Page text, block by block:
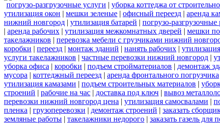
погрузо-разгрузочные услуги | уборка коттеджа от
утилизация окон | мешки зеленые | офисный переезд | аренда
нижний новгород | утилизация батарей | погрузо-разгрузочные
| аренда рабочих | утилизация межкомнатных дверей | мешки
такелажников | перевозка мебели с грузчиками нижний
коробки | переезд | монтаж зданий | нанять рабочих |
услуги такелажников | частные перевозки нижний новгород |
уборка офиса | коробки | подъем стройматериалов | демонтаж
мусора | коттеджный переезд | аренда фронтального погрузчика
утилизация камазами | подъем строительных материалов |
строений | рабочие на час | доставка под ключ | вывоз
перевозки нижний новгород цена | утилизация самосвалами |
пленка | грузоперевозки | демонтаж строений | заказать
земляные работы | такелажники недорого | заказать газель